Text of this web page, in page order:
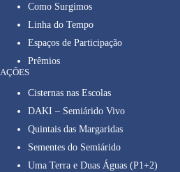
Como Surgimos
Linha do Tempo
Espaços de Participação
Prêmios
AÇÕES
Cisternas nas Escolas
DAKI – Semiárido Vivo
Quintais das Margaridas
Sementes do Semiárido
Uma Terra e Duas Águas (P1+2)